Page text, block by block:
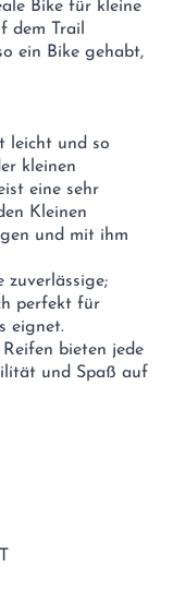
Bike für kleine
dem Trail
ein Bike gehabt,
leicht und so
kleinen
eine sehr
Kleinen
und mit ihm
zuverlässige;
perfekt für
eignet.
bieten jede
und Spaß auf